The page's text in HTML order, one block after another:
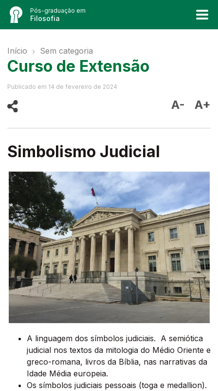
Pós-graduação em
Filosofia
Início Sem categoria
Curso de Extensão
Simbolismo Judicial
A linguagem dos símbolos judiciais. A semiótica
judicial nos textos da mitologia do Médio Oriente e
greco-romana, livros da Bíblia, nas narrativas da
Idade Média europeia.
Os símbolos judiciais pessoais (toga e medallion).
Publicado em 14 de fevereiro de 2024
A- A+